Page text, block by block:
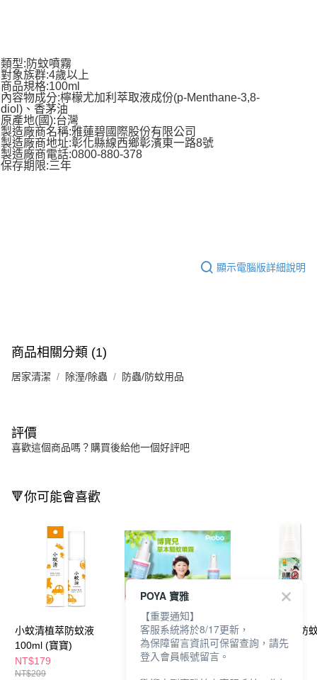
類型:防蚊噴霧
對象族群:4歲以上
商品規格:100ml
內容物成分:檸檬尤加利萃取液成份(p-Menthane-3,8-
diol)、香茅油
原產地(國):台灣
製造廠商名稱:雅蓮碧國際股份有限公司
製造廠商地址:彰化縣線西鄉彰濱東一路8號
製造廠商電話:0800-880-378
保存期限:三年
顯示電腦版詳細說明
商品相關分類 (1)
居家清潔 除溼/除蟲 防蟲/防蚊用品
評價
喜歡這個商品嗎？購買後給他一個好評吧
🔻你可能會喜歡
小蚊清植萃防蚊液
100ml (寶寶)
NT$179
NT$209
博寶兒草本驅蚊噴霧
100ml
NT$209
興農植萃精油防
100ml-清涼型
POYA 寶雅
【重要通知】
客服系統將於8/17更新，
為保障留言資訊可保留查詢，請先
登入會員帳號留言。